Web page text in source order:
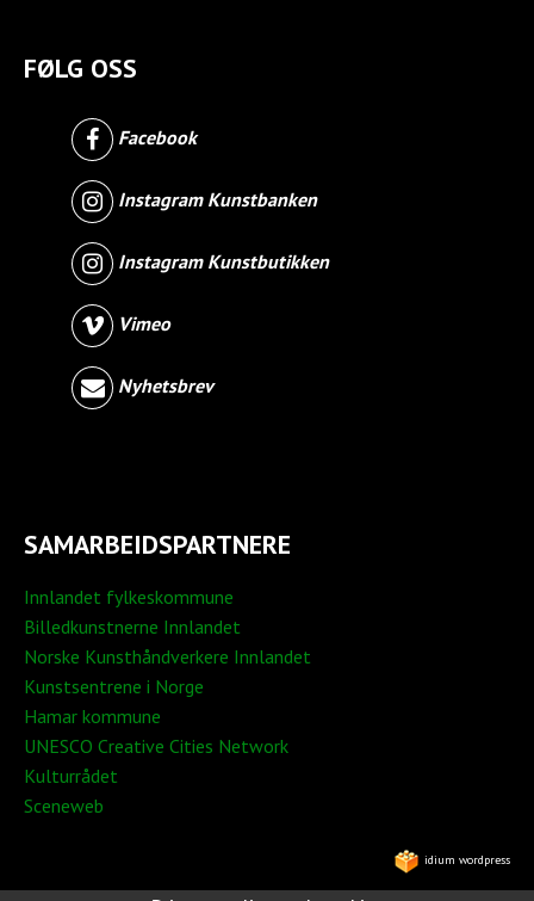
FØLG OSS
Facebook
Instagram Kunstbanken
Instagram Kunstbutikken
Vimeo
Nyhetsbrev
SAMARBEIDSPARTNERE
Innlandet fylkeskommune
Billedkunstnerne Innlandet
Norske Kunsthåndverkere Innlandet
Kunstsentrene i Norge
Hamar kommune
UNESCO Creative Cities Network
Kulturrådet
Sceneweb
idium wordpress